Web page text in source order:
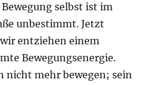
selbst ist im
unbestimmt. Jetzt
entziehen einem
Bewegungsenergie.
nicht mehr bewegen; sein